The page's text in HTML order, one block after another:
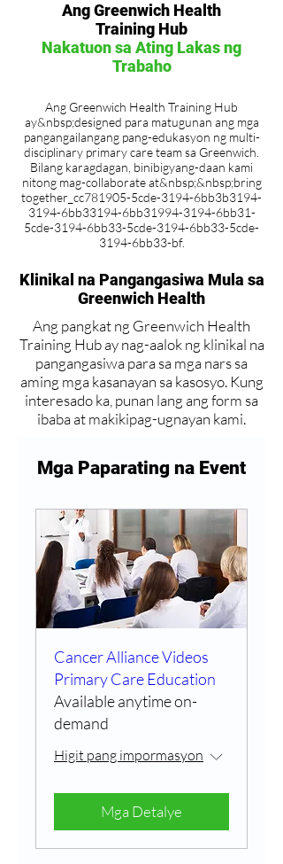
Ang Greenwich Health
Training Hub
Nakatuon sa Ating Lakas ng
Trabaho
Ang Greenwich Health Training Hub
ay&nbsp;designed para matugunan ang mga
pangangailangang pang-edukasyon ng multi-
disciplinary primary care team sa Greenwich.
Bilang karagdagan, binibigyang-daan kami
nitong mag-collaborate at&nbsp;&nbsp;bring
together_cc781905-5cde-3194-6bb3b3194-
3194-6bb33194-6bb31994-3194-6bb31-
5cde-3194-6bb33-5cde-3194-6bb33-5cde-
3194-6bb33-bf.
Klinikal na Pangangasiwa Mula sa
Greenwich Health
Ang pangkat ng Greenwich Health
Training Hub ay nag-aalok ng klinikal na
pangangasiwa para sa mga nars sa
aming mga kasanayan sa kasosyo. Kung
interesado ka, punan lang ang form sa
ibaba at makikipag-ugnayan kami.
Mga Paparating na Event
Cancer Alliance Videos
Primary Care Education
Available anytime on-
demand
Higit pang impormasyon
Mga Detalye